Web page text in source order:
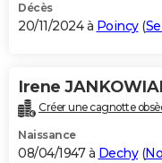
Décès
20/11/2024 à Poincy(
Irene
Créer une cagnotte
Naissance
08/04/1947 à Dechy(